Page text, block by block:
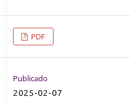
PDF
Publicado
2025-02-07